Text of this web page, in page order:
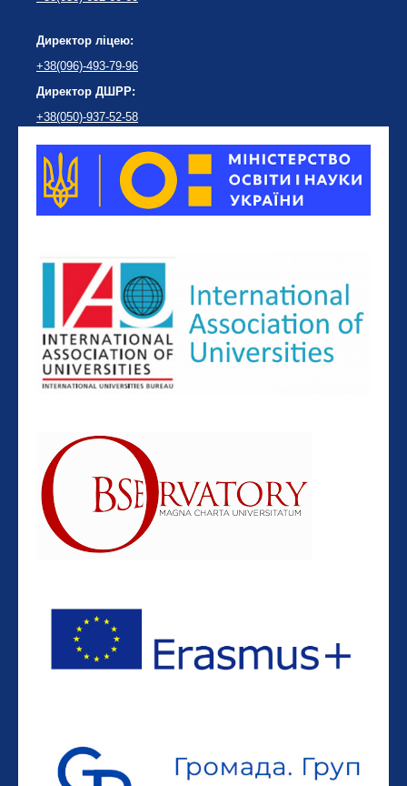
Директор ліцею:
+38(096)-493-79-96
Директор ДШРР:
+38(050)-937-52-58